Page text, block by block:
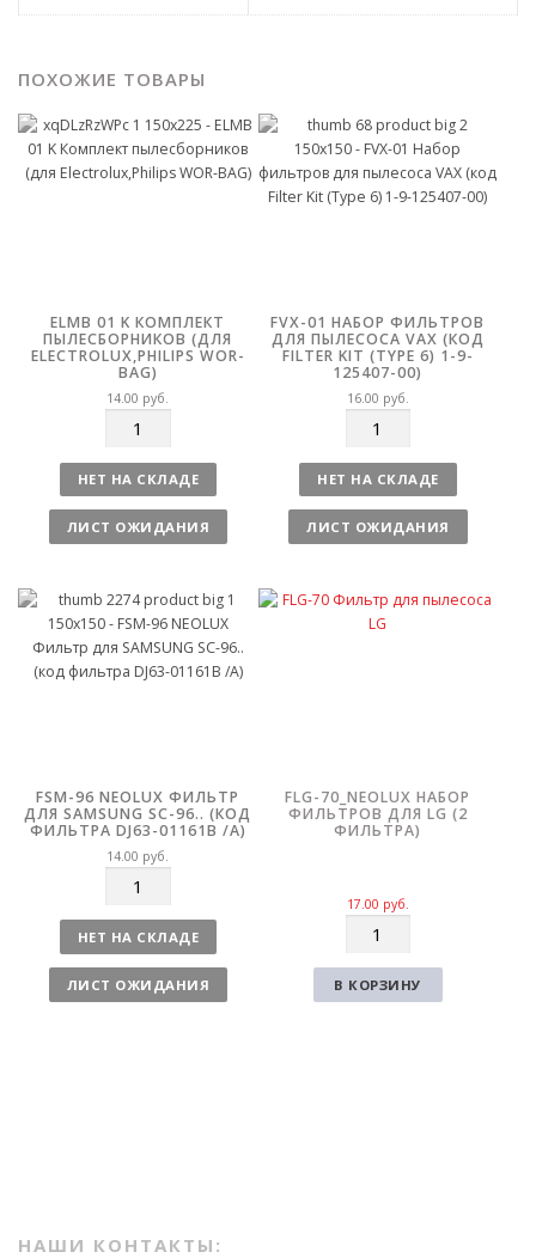
ПОХОЖИЕ ТОВАРЫ
ELMB 01 K КОМПЛЕКТ
ПЫЛЕСБОРНИКОВ (ДЛЯ
ELECTROLUX,PHILIPS WOR-
BAG)
14.00 руб.
л
и
ч
е
в
НЕТ НА СКЛАДЕ
ЛИСТ ОЖИДАНИЯ
FVX-01 НАБОР ФИЛЬТРОВ
ДЛЯ ПЫЛЕСОСА VAX (КОД
FILTER KIT (TYPE 6) 1-9-
125407-00)
16.00 руб.
л
и
ч
е
в
НЕТ НА СКЛАДЕ
ЛИСТ ОЖИДАНИЯ
FSM-96 NEOLUX ФИЛЬТР
ДЛЯ SAMSUNG SC-96.. (КОД
ФИЛЬТРА DJ63-01161B /A)
14.00 руб.
л
и
ч
е
НЕТ НА СКЛАДЕ
ЛИСТ ОЖИДАНИЯ
FLG-70_NEOLUX НАБОР
ФИЛЬТРОВ ДЛЯ LG (2
ФИЛЬТРА)
17.00 руб.
л
и
В КОРЗИНУ
НАШИ КОНТАКТЫ: